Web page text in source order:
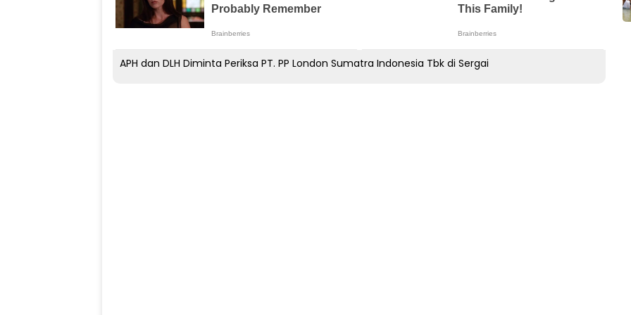
APH dan DLH Diminta Periksa PT. PP London Sumatra Indonesia Tbk di Sergai